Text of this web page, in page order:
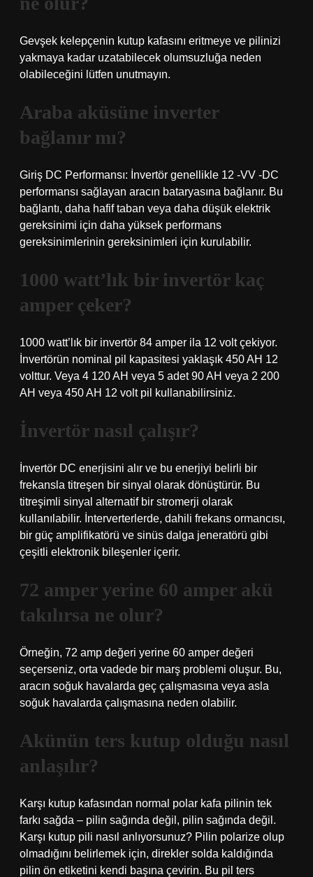
Gevşek kelepçenin kutup kafasını eritmeye ve pilinizi
yakmaya kadar uzatabilecek olumsuzluğa neden
olabileceğini lütfen unutmayın.
Araba aküsüne inverter
bağlanır mı?
Giriş DC Performansı: İnvertör genellikle 12 -VV -DC
performansı sağlayan aracın bataryasına bağlanır. Bu
bağlantı, daha hafif taban veya daha düşük elektrik
gereksinimi için daha yüksek performans
gereksinimlerinin gereksinimleri için kurulabilir.
1000 watt’lık bir invertör kaç
amper çeker?
1000 watt’lık bir invertör 84 amper ila 12 volt çekiyor.
İnvertörün nominal pil kapasitesi yaklaşık 450 AH 12
volttur. Veya 4 120 AH veya 5 adet 90 AH veya 2 200
AH veya 450 AH 12 volt pil kullanabilirsiniz.
İnvertör nasıl çalışır?
İnvertör DC enerjisini alır ve bu enerjiyi belirli bir
frekansla titreşen bir sinyal olarak dönüştürür. Bu
titreşimli sinyal alternatif bir stromerji olarak
kullanılabilir. İnterverterlerde, dahili frekans ormancısı,
bir güç amplifikatörü ve sinüs dalga jeneratörü gibi
çeşitli elektronik bileşenler içerir.
72 amper yerine 60 amper akü
takılırsa ne olur?
Örneğin, 72 amp değeri yerine 60 amper değeri
seçerseniz, orta vadede bir marş problemi oluşur. Bu,
aracın soğuk havalarda geç çalışmasına veya asla
soğuk havalarda çalışmasına neden olabilir.
Akünün ters kutup olduğu nasıl
anlaşılır?
Karşı kutup kafasından normal polar kafa pilinin tek
farkı sağda – pilin sağında değil, pilin sağında değil.
Karşı kutup pili nasıl anlıyorsunuz? Pilin polarize olup
olmadığını belirlemek için, direkler solda kaldığında
pilin ön etiketini kendi başına çevirin. Bu pil ters